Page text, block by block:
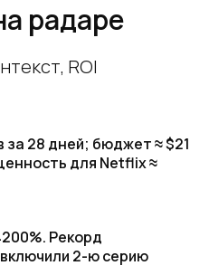
радаре
ROI
за 28 дней; бюджет ≈ $21
для Netflix ≈
Рекорд
2-ю серию